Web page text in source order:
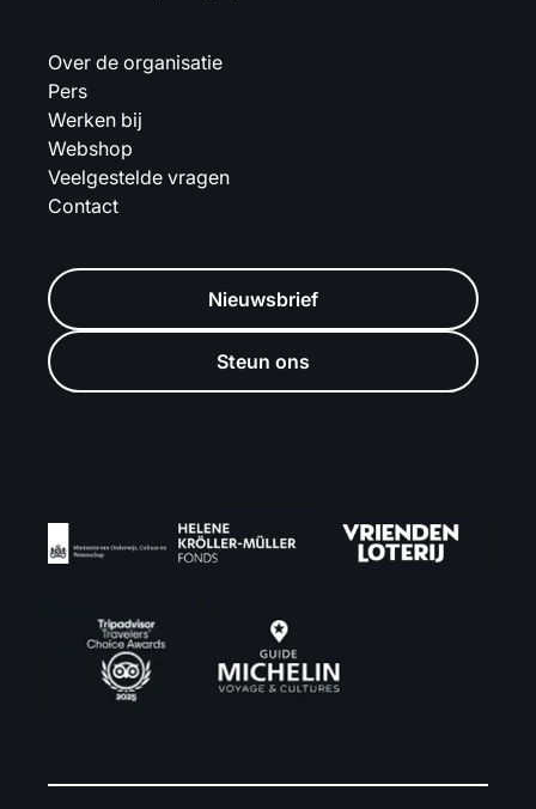
Over de organisatie
Pers
Werken bij
Webshop
Veelgestelde vragen
Contact
Nieuwsbrief
Steun ons